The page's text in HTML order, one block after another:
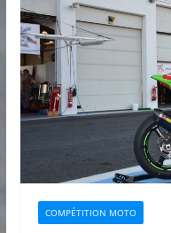
COMPÉTITION MOTO